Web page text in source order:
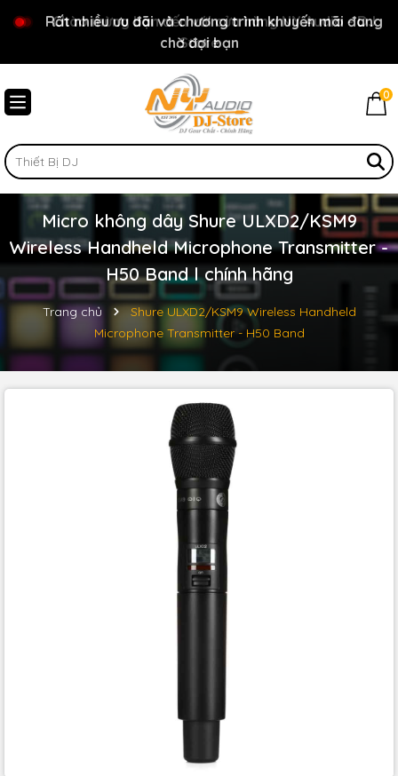
Chào mừng bạn đến với cửa hàng NY Audio - DJ
Store
Rất nhiều ưu đãi và chương trình khuyến mãi đang
chờ đợi bạn
0
Micro không dây Shure ULXD2/KSM9
Wireless Handheld Microphone Transmitter -
H50 Band l chính hãng
Trang chủ
Shure ULXD2/KSM9 Wireless Handheld
Microphone Transmitter - H50 Band